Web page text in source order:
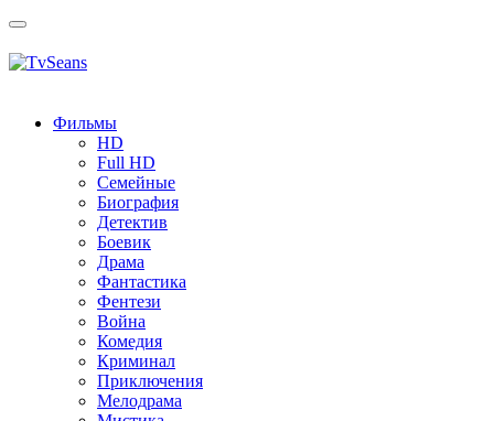
Toggle
Фильмы
HD
Full HD
Семейные
Биография
Детектив
Боевик
Драма
Фантастика
Фентези
Война
Комедия
Криминал
Приключения
Мелодрама